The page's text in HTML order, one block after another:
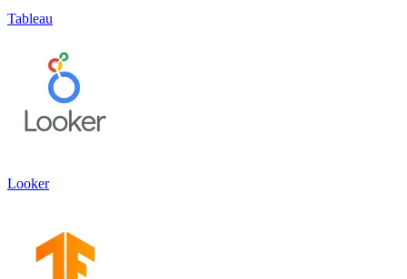
Tableau
Looker